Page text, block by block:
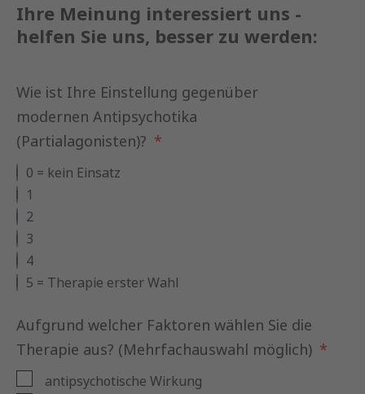
Ihre Meinung interessiert uns -
helfen Sie uns, besser zu werden:
Wie ist Ihre Einstellung gegenüber
modernen Antipsychotika
(Partialagonisten)?
0 = kein Einsatz
1
2
3
4
5 = Therapie erster Wahl
Aufgrund welcher Faktoren wählen Sie die
Therapie aus? (Mehrfachauswahl möglich)
antipsychotische Wirkung